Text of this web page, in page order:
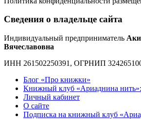
Сведения о владельце сайта
Индивидуальный предприниматель
Вячеславовна
ИНН 261502250391, ОГРНИП
Блог «Про книжки»
Книжный клуб «Ариаднина
Личный кабинет
О сайте
Подписка на книжный клуб